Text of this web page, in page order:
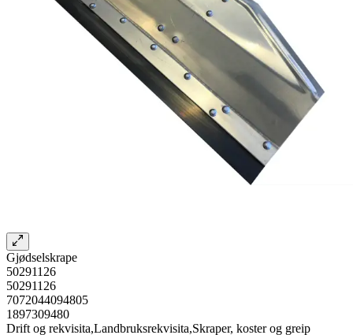
Gjødselskrape
50291126
50291126
7072044094805
1897309480
Drift og rekvisita,Landbruksrekvisita,Skraper, koster og greip